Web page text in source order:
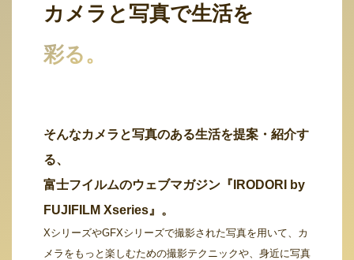
カメラと写真で生活を
彩る。
そんなカメラと写真のある生活を提案・紹介す
る、
富士フイルムのウェブマガジン『IRODORI by
FUJIFILM Xseries』。
XシリーズやGFXシリーズで撮影された写真を用いて、カ
メラをもっと楽しむための撮影テクニックや、身近に写真